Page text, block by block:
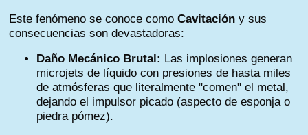
Este fenómeno se conoce comoCavitación y sus
consecuencias son devastadoras:
Daño Mecánico Brutal: Las implosiones generan
microjets de líquido con presiones de hasta miles
de atmósferas que literalmente "comen" el metal,
dejando el impulsor picado (aspecto de esponja o
piedra pómez).